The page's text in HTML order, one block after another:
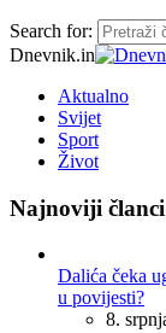
Search for:
Dnevnik.in
Aktualno
Svijet
Sport
Život
Najnoviji članci
Dalića čeka
u povijesti?
8.